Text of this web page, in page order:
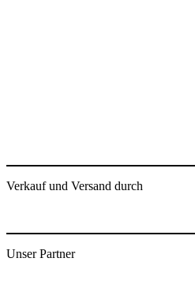
Verkauf und Versand durch
Unser Partner